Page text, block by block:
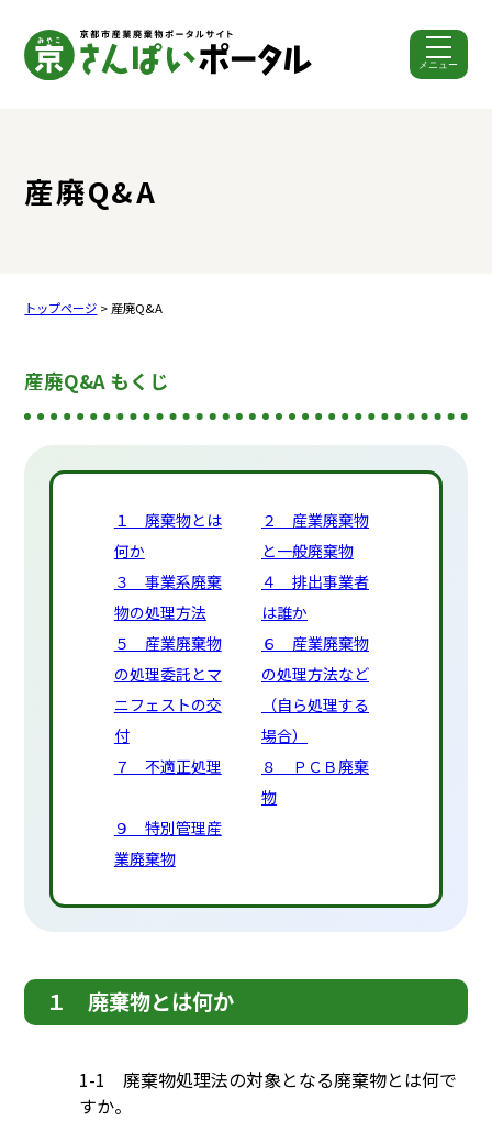
メニュー
産廃Q&A
トップページ > 産廃Q&A
産廃Q&A もくじ
１ 廃棄物とは
何か
２ 産業廃棄物
と一般廃棄物
３ 事業系廃棄
物の処理方法
４ 排出事業者
は誰か
５ 産業廃棄物
の処理委託とマ
ニフェストの交
付
６ 産業廃棄物
の処理方法など
（自ら処理する
場合）
７ 不適正処理
８ ＰＣＢ廃棄
物
９ 特別管理産
業廃棄物
１ 廃棄物とは何か
1-1 廃棄物処理法の対象となる廃棄物とは何で
すか。